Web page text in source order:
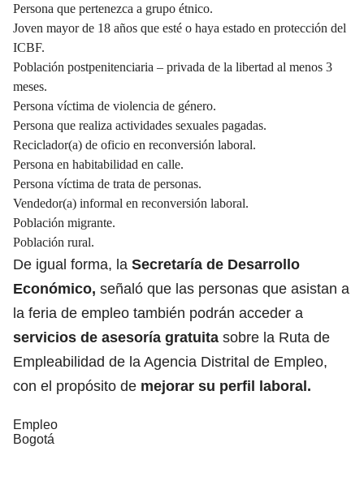
Persona que pertenezca a grupo étnico.
Joven mayor de 18 años que esté o haya estado en protección del
ICBF.
Población postpenitenciaria – privada de la libertad al menos 3
meses.
Persona víctima de violencia de género.
Persona que realiza actividades sexuales pagadas.
Reciclador(a) de oficio en reconversión laboral.
Persona en habitabilidad en calle.
Persona víctima de trata de personas.
Vendedor(a) informal en reconversión laboral.
Población migrante.
Población rural.
De igual forma, la Secretaría de Desarrollo
Económico, señaló que las personas que asistan a
la feria de empleo también podrán acceder a
servicios de asesoría gratuita sobre la Ruta de
Empleabilidad de la Agencia Distrital de Empleo,
con el propósito de mejorar su perfil laboral.
Empleo
Bogotá